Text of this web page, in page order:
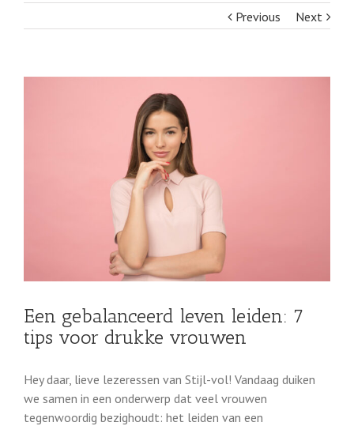
Previous Next
Een gebalanceerd leven leiden: 7
tips voor drukke vrouwen
Hey daar, lieve lezeressen van Stijl-vol! Vandaag duiken
we samen in een onderwerp dat veel vrouwen
tegenwoordig bezighoudt: het leiden van een